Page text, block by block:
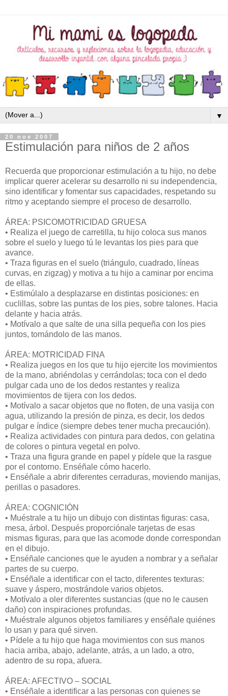
▼
20 nov 2007
Estimulación para niños de 2 años
Recuerda que proporcionar estimulación a tu hijo, no debe
implicar querer acelerar su desarrollo ni su independencia,
sino identificar y fomentar sus capacidades, respetando su
ritmo y aceptando siempre el proceso de desarrollo.
ÁREA: PSICOMOTRICIDAD GRUESA
• Realiza el juego de carretilla, tu hijo coloca sus manos
sobre el suelo y luego tú le levantas los pies para que
avance.
• Traza figuras en el suelo (triángulo, cuadrado, líneas
curvas, en zigzag) y motiva a tu hijo a caminar por encima
de ellas.
• Estimúlalo a desplazarse en distintas posiciones: en
cuclillas, sobre las puntas de los pies, sobre talones. Hacia
delante y hacia atrás.
• Motívalo a que salte de una silla pequeña con los pies
juntos, tomándolo de las manos.
ÁREA: MOTRICIDAD FINA
• Realiza juegos en los que tu hijo ejercite los movimientos
de la mano, abriéndolas y cerrándolas; toca con el dedo
pulgar cada uno de los dedos restantes y realiza
movimientos de tijera con los dedos.
• Motívalo a sacar objetos que no floten, de una vasija con
agua, utilizando la presión de pinza, es decir, los dedos
pulgar e índice (siempre debes tener mucha precaución).
• Realiza actividades con pintura para dedos, con gelatina
de colores o pintura vegetal en polvo.
• Traza una figura grande en papel y pídele que la rasgue
por el contorno. Enséñale cómo hacerlo.
• Enséñale a abrir diferentes cerraduras, moviendo manijas,
perillas o pasadores.
ÁREA: COGNICIÓN
• Muéstrale a tu hijo un dibujo con distintas figuras: casa,
mesa, árbol. Después proporciónale tarjetas de esas
mismas figuras, para que las acomode donde correspondan
en el dibujo.
• Enséñale canciones que le ayuden a nombrar y a señalar
partes de su cuerpo.
• Enséñale a identificar con el tacto, diferentes texturas:
suave y áspero, mostrándole varios objetos.
• Motívalo a oler diferentes sustancias (que no le causen
daño) con inspiraciones profundas.
• Muéstrale algunos objetos familiares y enséñale quiénes
lo usan y para qué sirven.
• Pídele a tu hijo que haga movimientos con sus manos
hacia arriba, abajo, adelante, atrás, a un lado, a otro,
adentro de su ropa, afuera.
ÁREA: AFECTIVO – SOCIAL
• Enséñale a identificar a las personas con quienes se